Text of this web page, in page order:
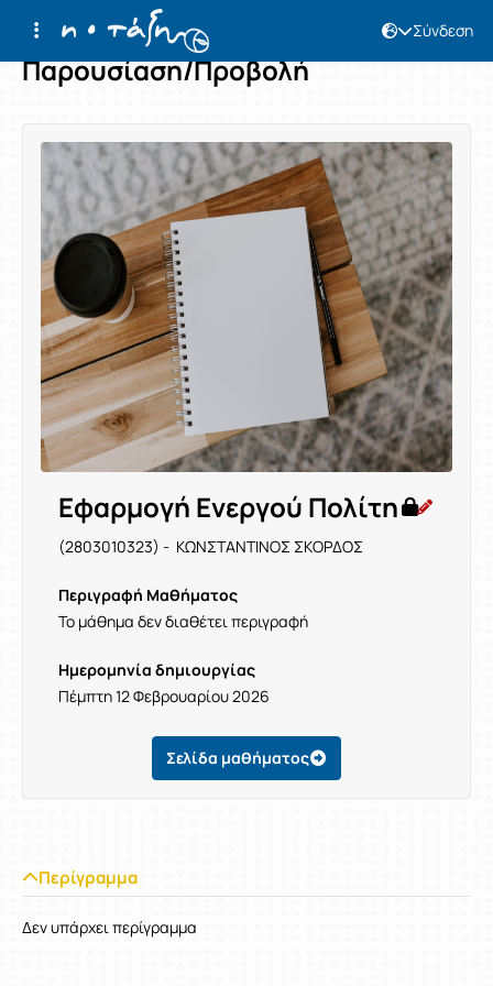
Σύνδεση
Παρουσίαση/Προβολή
Εφαρμογή Ενεργού Πολίτη
(2803010323) - ΚΩΝΣΤΑΝΤΙΝΟΣ ΣΚΟΡΔΟΣ
Περιγραφή Μαθήματος
Το μάθημα δεν διαθέτει περιγραφή
Ημερομηνία δημιουργίας
Πέμπτη 12 Φεβρουαρίου 2026
Σελίδα μαθήματος
Περίγραμμα
Δεν υπάρχει περίγραμμα